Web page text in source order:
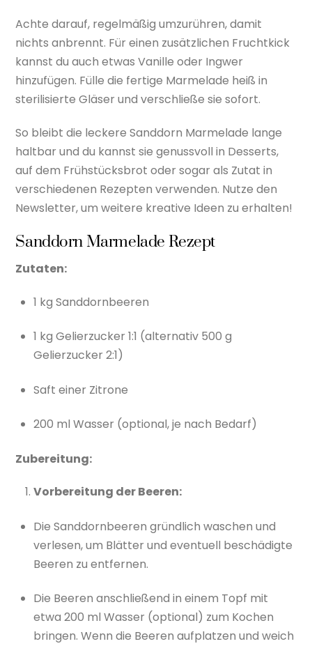
Achte darauf, regelmäßig umzurühren, damit
nichts anbrennt. Für einen zusätzlichen Fruchtkick
kannst du auch etwas Vanille oder Ingwer
hinzufügen. Fülle die fertige Marmelade heiß in
sterilisierte Gläser und verschließe sie sofort.
So bleibt die leckere Sanddorn Marmelade lange
haltbar und du kannst sie genussvoll in Desserts,
auf dem Frühstücksbrot oder sogar als Zutat in
verschiedenen Rezepten verwenden. Nutze den
Newsletter, um weitere kreative Ideen zu erhalten!
Sanddorn Marmelade Rezept
Zutaten:
1 kg Sanddornbeeren
1 kg Gelierzucker 1:1 (alternativ 500 g
Gelierzucker 2:1)
Saft einer Zitrone
200 ml Wasser (optional, je nach Bedarf)
Zubereitung:
Vorbereitung der Beeren:
Die Sanddornbeeren gründlich waschen und
verlesen, um Blätter und eventuell beschädigte
Beeren zu entfernen.
Die Beeren anschließend in einem Topf mit
etwa 200 ml Wasser (optional) zum Kochen
bringen. Wenn die Beeren aufplatzen und weich